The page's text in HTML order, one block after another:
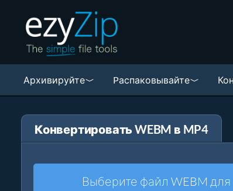
Архивируйте Pаспаковывайте
Конвертировать WEBM в MP4
Выберите файл WEBM для